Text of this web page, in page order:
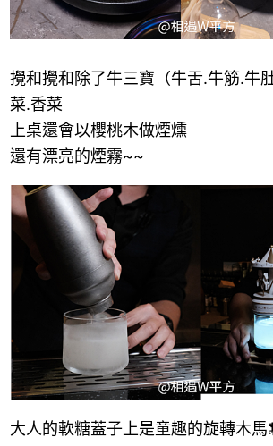
攪和攪和除了牛三寶（牛舌.牛筋.牛
菜.香菜
上桌還會以櫻桃木做煙燻
還有漂亮的煙霧~~
大人的軟糖蓋子上是童趣的旋轉木馬